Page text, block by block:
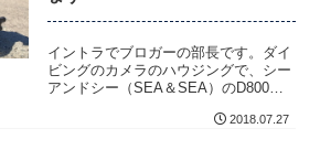
イントラでブロガーの部長です。ダイ
ビングのカメラのハウジングで、シー
アンドシー（SEA＆SEA）のD800の
2018.07.27